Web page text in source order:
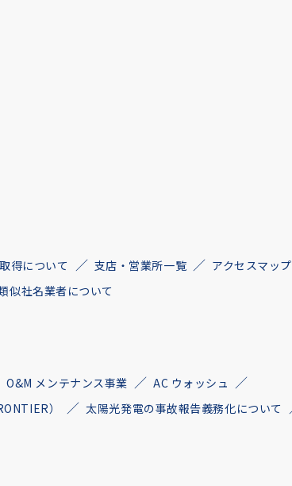
得について 支店・営業所一覧 アクセスマップ
似社名業者について
O&M メンテナンス事業
AC ウォッシュ
）
太陽光発電の事故報告義務化について